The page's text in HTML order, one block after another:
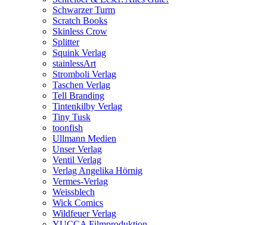
Schwarzer Turm
Scratch Books
Skinless Crow
Splitter
Squink Verlag
stainlessArt
Stromboli Verlag
Taschen Verlag
Tell Branding
Tintenkilby Verlag
Tiny Tusk
toonfish
Ullmann Medien
Unser Verlag
Ventil Verlag
Verlag Angelika Hörnig
Vermes-Verlag
Weissblech
Wick Comics
Wildfeuer Verlag